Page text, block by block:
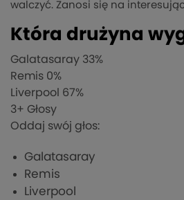
walczyć. Zanosi się na
Która drużyna
Galatasaray 33%
Remis 0%
Liverpool 67%
3+ Głosy
Oddaj swój głos:
Galatasaray
Remis
Liverpool